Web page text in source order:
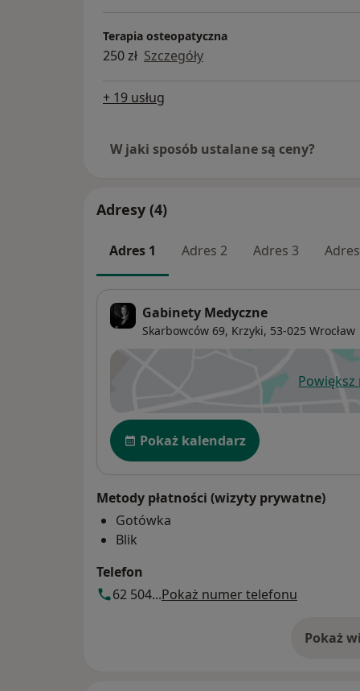
Terapia osteopatyczna
250 zł Szczegóły
+ 19 usług
W jaki sposób ustalane są ceny?
Adresy (4)
Adres 1 Adres 2 Adres 3
Gabinety Medyczne
Skarbowców 69, Krzyki, 53-025 Wrocław
Powiększ
Dostępność
Pokaż kalendarz
Metody płatności (wizyty prywatne)
Gotówka
Blik
Telefon
62 504...Pokaż numer telefonu
Pokażo